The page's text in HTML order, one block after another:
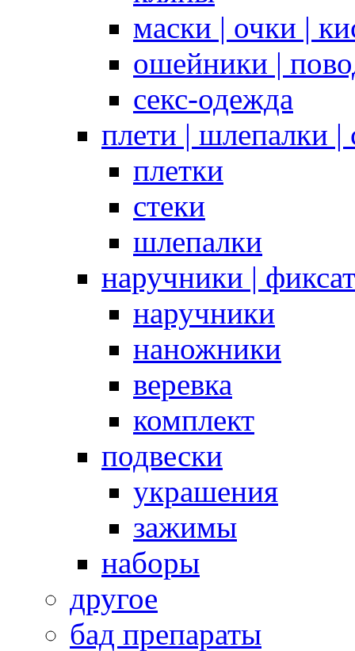
маски | очки |
ошейники |
секс-одежда
плети | шлепалки |
плетки
стеки
шлепалки
наручники |
наручники
наножники
веревка
комплект
подвески
украшения
зажимы
наборы
другое
бад препараты